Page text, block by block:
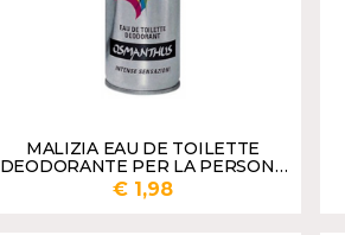
MALIZIA EAU DE TOILETTE
DEODORANTE PER LA PERSONA
UNISEX ML 125
€ 1,98